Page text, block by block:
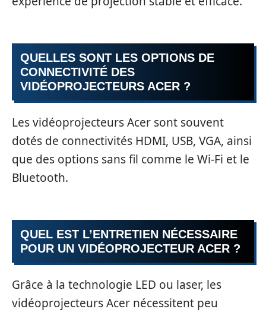
QUELLES SONT LES OPTIONS DE
CONNECTIVITÉ DES
VIDÉOPROJECTEURS ACER ?
Les vidéoprojecteurs Acer sont souvent
dotés de connectivités HDMI, USB, VGA, ainsi
que des options sans fil comme le Wi-Fi et le
Bluetooth.
QUEL EST L’ENTRETIEN NÉCESSAIRE
POUR UN VIDÉOPROJECTEUR ACER ?
Grâce à la technologie LED ou laser, les
vidéoprojecteurs Acer nécessitent peu